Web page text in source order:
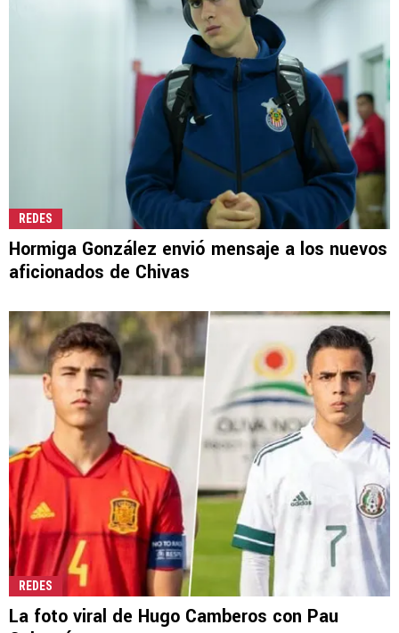
REDES
Hormiga González envió mensaje a los nuevos
aficionados de Chivas
REDES
La foto viral de Hugo Camberos con Pau